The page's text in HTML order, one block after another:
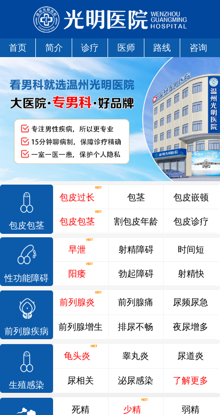
首页 简介 诊疗 医师 路线 咨询
包皮包茎
包皮过长
包皮包茎
包茎
割包皮年龄
包皮嵌顿
包皮诊疗
性功能障碍
早泄
阳痿
射精障碍
勃起障碍
时间短
射精快
前列腺疾病
前列腺炎 前列腺痛 尿频尿急
前列腺增生 排尿不畅 夜尿增多
生殖感染
龟头炎 睾丸炎 尿道炎
尿相关 泌尿感染 了解更多
死精 少精 弱精